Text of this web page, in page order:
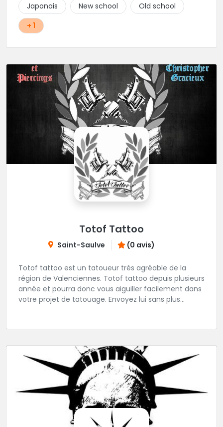
Japonais
New school
Old school
+ 1
Totof Tattoo
Saint-Saulve (0 avis)
Totof tattoo est un tatoueur trés agréable de la
région de Valenciennes. Totof tattoo depuis plusieurs
année et pourra donc vous aiguiller facilement dans
votre projet de tatouage. Envoyez lui sans plus